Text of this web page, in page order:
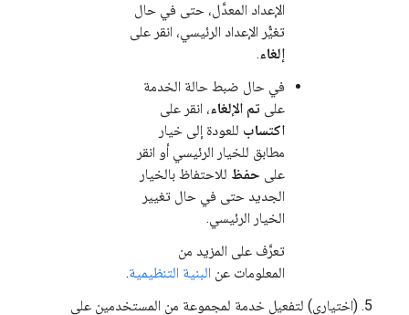
الإعداد المعدَّل، حتى في حال
تغيُّر الإعداد الرئيسي، انقر على
إلغاء.
في حال ضبط حالة الخدمة
على تم الإلغاء، انقر على
اكتساب للعودة إلى خيار
مطابق للخيار الرئيسي أو انقر
على حفظ للاحتفاظ بالخيار
الجديد حتى في حال تغيير
الخيار الرئيسي.
تعرَّف على المزيد من
المعلومات عن البنية التنظيمية.
(اختياري) لتفعيل خدمة لمجموعة من المستخدمين على